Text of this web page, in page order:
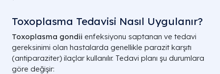
Toxoplasma Tedavisi Nasıl Uygulanır?
Toxoplasma gondii enfeksiyonu saptanan ve tedavi
gereksinimi olan hastalarda genellikle parazit karşıtı
(antiparaziter) ilaçlar kullanılır. Tedavi planı şu durumlara
göre değişir: